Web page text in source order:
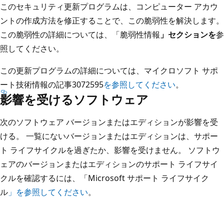
このセキュリティ更新プログラムは、コンピューター アカウ
ントの作成方法を修正することで、この脆弱性を解決します。
この脆弱性の詳細については、「脆弱性情報 」セクションを参
照してください。
この更新プログラムの詳細については、マイクロソフト サポ
ート技術情報の記事3072595を参照してください。
影響を受けるソフトウェア
次のソフトウェア バージョンまたはエディションが影響を受
ける。 一覧にないバージョンまたはエディションは、サポー
ト ライフサイクルを過ぎたか、影響を受けません。 ソフトウ
ェアのバージョンまたはエディションのサポート ライフサイ
クルを確認するには、「Microsoft サポート ライフサイク
ル 」を参照してください。